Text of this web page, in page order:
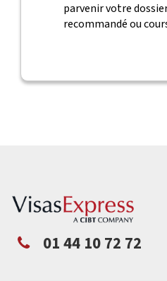
parvenir votre
recommandé ou
01 44 10 72 72